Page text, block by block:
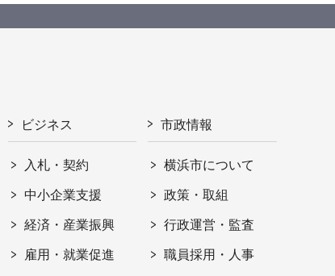
ビジネス
入札・契約
中小企業支援
経済・産業振興
雇用・就業促進
市政情報
横浜市について
政策・取組
行政運営・監査
職員採用・人事